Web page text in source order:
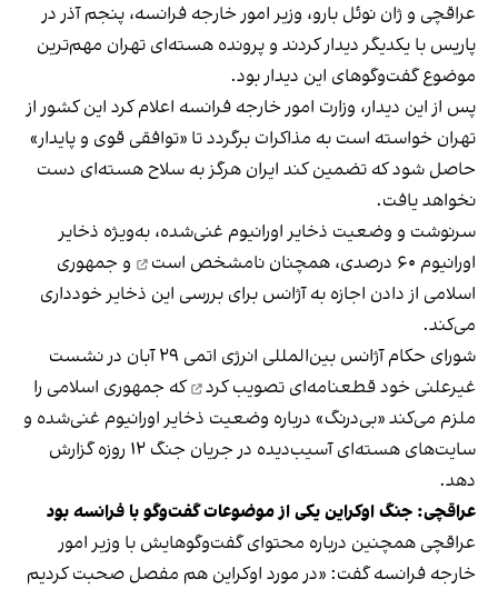
عراقچی و ژان نوئل بارو، وزیر امور خارجه فرانسه، پنجم آذر در
پاریس با یکدیگر دیدار کردند و پرونده هسته‌ای تهران مهم‌ترین
موضوع گفت‌وگوهای این دیدار بود.
پس از این دیدار، وزارت امور خارجه فرانسه اعلام کرد این کشور از
تهران خواسته است به مذاکرات برگردد تا «توافقی قوی و پایدار»
حاصل شود که تضمین کند ایران هرگز به سلاح هسته‌ای دست
نخواهد یافت.
سرنوشت و وضعیت ذخایر اورانیوم غنی‌شده، به‌ویژه ذخایر
اورانیوم ۶۰ درصدی،
همچنان نامشخص است
و جمهوری
اسلامی از دادن اجازه به آژانس برای بررسی این ذخایر خودداری
می‌کند.
شورای حکام آژانس بین‌المللی انرژی اتمی ۲۹ آبان در نشست
غیرعلنی خودقطعنامه‌ای تصویب کرد
که جمهوری اسلامی را
ملزم می‌کند «بی‌درنگ» درباره وضعیت ذخایر اورانیوم غنی‌شده و
سایت‌های هسته‌ای آسیب‌دیده در جریان جنگ ۱۲ روزه گزارش
دهد.
عراقچی: جنگ اوکراین یکی از موضوعات گفت‌وگو با فرانسه بود
عراقچی همچنین درباره محتوای گفت‌وگوهایش با وزیر امور
خارجه فرانسه گفت: «در مورد اوکراین هم مفصل صحبت کردیم